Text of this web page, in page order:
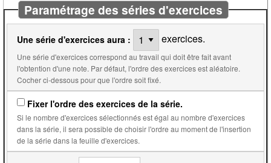
Paramétrage des séries d'exercices
Une série d'exercices aura : exercices.
Une série d'exercices correspond au travail qui doit être fait avant
l'obtention d'une note. Par défaut, l'ordre des exercices est aléatoire.
Cocher ci-dessous pour que l'ordre soit fixé.
Fixer l'ordre des exercices de la série.
Si le nombre d'exercices sélectionnés est égal au nombre d'exercices
dans la série, il sera possible de choisir l'ordre au moment de l'insertion
de la série dans la feuille d'exercices.